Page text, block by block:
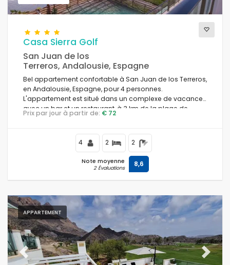
Casa Sierra Golf
San Juan de los
Terreros, Andalousie, Espagne
Bel appartement confortable à San Juan de los Terreros,
en Andalousie, Espagne, pour 4 personnes.
L'appartement est situé dans un complexe de vacances
avec un bar et un restaurant, à 3 km de la plage de
Playa la Entrevista.
Prix par jour à partir de: € 72
4 2 2
Note moyenne
2 Évaluations 8,6
APPARTEMENT
Previous Next